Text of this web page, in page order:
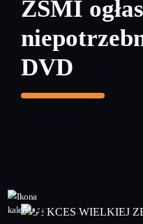
ZSMI
DVD
20